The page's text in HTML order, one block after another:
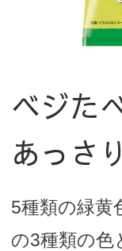
ベジた
あっさ
5種類の緑黄
の3種類の色